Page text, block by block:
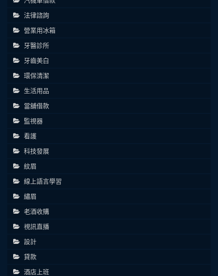
法律諮詢
營業用冰箱
牙醫診所
牙齒美白
環保清潔
生活用品
當舖借款
監視器
看護
科技發展
紋眉
線上語言學習
繡眉
老酒收購
視訊直播
設計
貸款
酒店上班